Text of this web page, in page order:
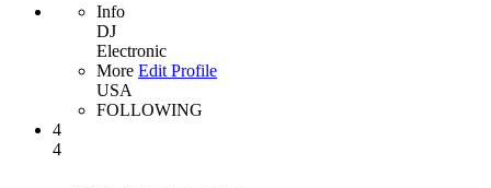
Info
DJ
Electronic
More Edit Profile
USA
FOLLOWING
4
4